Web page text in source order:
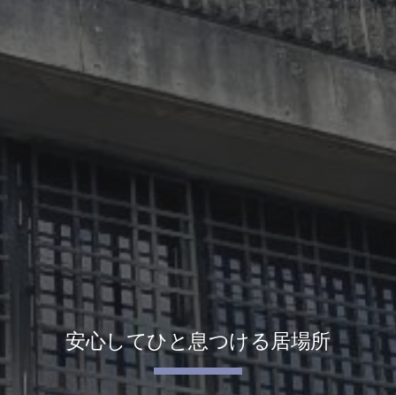
安心してひと息つける居場所